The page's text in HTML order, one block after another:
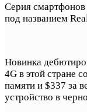
Серия
под названием
Новинка
4G в этой стране
памяти и $337 за
устройство в